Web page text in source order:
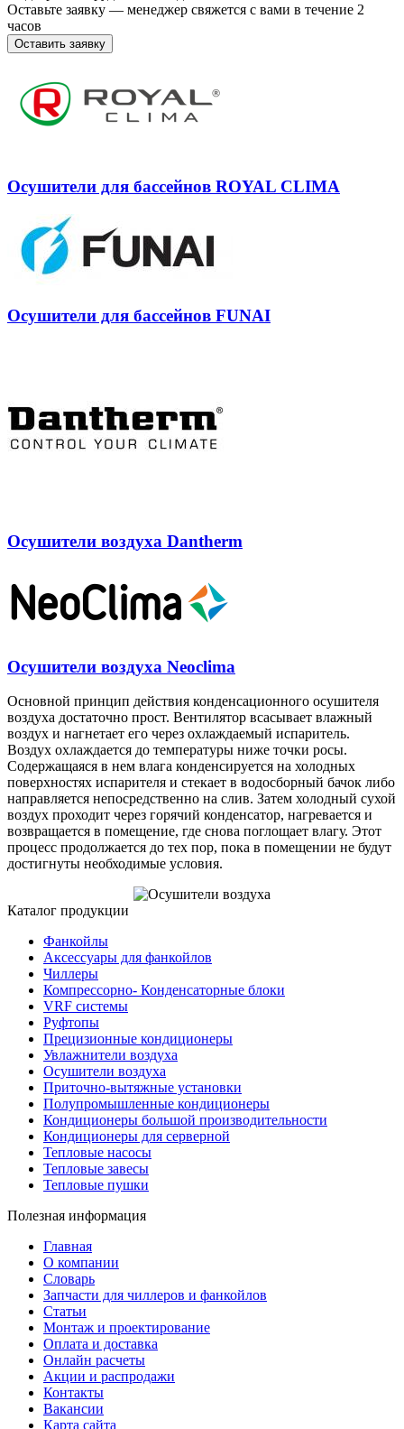
Оставьте заявку — менеджер свяжется с вами в течение 2
часов
Оставить заявку
Осушители для бассейнов ROYAL CLIMA
Осушители для бассейнов FUNAI
Осушители воздуха Dantherm
Осушители воздуха Neoclima
Основной принцип действия конденсационного осушителя
воздуха достаточно прост. Вентилятор всасывает влажный
воздух и нагнетает его через охлаждаемый испаритель.
Воздух охлаждается до температуры ниже точки росы.
Содержащаяся в нем влага конденсируется на холодных
поверхностях испарителя и стекает в водосборный бачок либо
направляется непосредственно на слив. Затем холодный сухой
воздух проходит через горячий конденсатор, нагревается и
возвращается в помещение, где снова поглощает влагу. Этот
процесс продолжается до тех пор, пока в помещении не будут
достигнуты необходимые условия.
Каталог продукции
Фанкойлы
Аксессуары для фанкойлов
Чиллеры
Компрессорно- Конденсаторные блоки
VRF системы
Руфтопы
Прецизионные кондиционеры
Увлажнители воздуха
Осушители воздуха
Приточно-вытяжные установки
Полупромышленные кондиционеры
Кондиционеры большой производительности
Кондиционеры для серверной
Тепловые насосы
Тепловые завесы
Тепловые пушки
Полезная информация
Главная
О компании
Словарь
Запчасти для чиллеров и фанкойлов
Статьи
Монтаж и проектирование
Оплата и доставка
Онлайн расчеты
Акции и распродажи
Контакты
Вакансии
Карта сайта